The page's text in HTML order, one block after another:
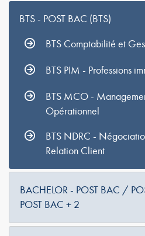
BTS - POST BAC (BTS)
BTS Comptabilité et
BTS PIM - Professions
BTS MCO -
Opérationnel
BTS NDRC -
Relation Client
BACHELOR - POST BAC /
POST BAC + 2